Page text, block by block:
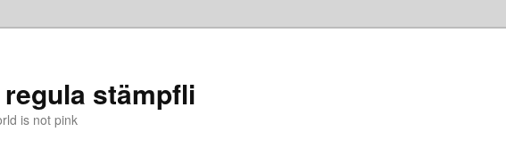
stämpfli
is not pink